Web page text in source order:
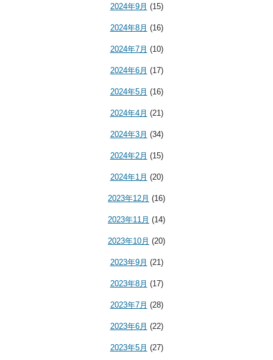
2024年9月 (15)
2024年8月 (16)
2024年7月 (10)
2024年6月 (17)
2024年5月 (16)
2024年4月 (21)
2024年3月 (34)
2024年2月 (15)
2024年1月 (20)
2023年12月 (16)
2023年11月 (14)
2023年10月 (20)
2023年9月 (21)
2023年8月 (17)
2023年7月 (28)
2023年6月 (22)
2023年5月 (27)